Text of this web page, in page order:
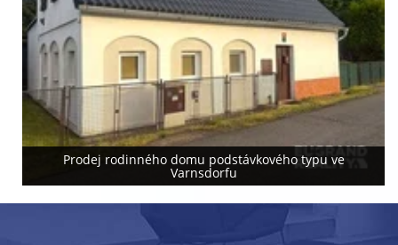
Prodej rodinného domu podstávkového typu ve
Varnsdorfu